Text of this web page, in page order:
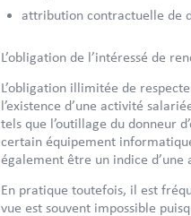
attribution contractuelle de
L’obligation de l’intéressé de
L’obligation illimitée de
l’existence d’une activité
tels que l’outillage du donneur
certain équipement
également être un indice d’une
En pratique toutefois, il est
vue est souvent impossible